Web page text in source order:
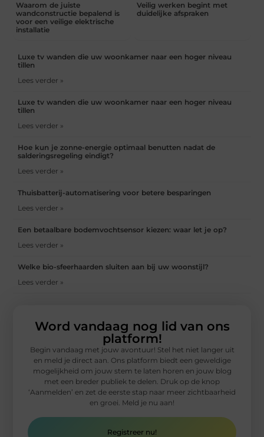
Waarom de juiste
wandconstructie bepalend is
voor een veilige elektrische
installatie
Veilig werken begint met
duidelijke afspraken
Luxe tv wanden die uw woonkamer naar een hoger niveau
tillen
Lees verder »
Luxe tv wanden die uw woonkamer naar een hoger niveau
tillen
Lees verder »
Hoe kun je zonne-energie optimaal benutten nadat de
salderingsregeling eindigt?
Lees verder »
Thuisbatterij-automatisering voor betere besparingen
Lees verder »
Een betaalbare bodemvochtsensor kiezen: waar let je op?
Lees verder »
Welke bio-sfeerhaarden sluiten aan bij uw woonstijl?
Lees verder »
Word vandaag nog lid van ons
platform!
Begin vandaag met jouw avontuur! Stel het niet langer uit
en meld je direct aan. Ons platform biedt een geweldige
mogelijkheid om jouw stem te laten horen en jouw blog
met een breder publiek te delen. Druk op de knop
‘Aanmelden’ en zet de eerste stap naar meer zichtbaarheid
en groei. Meld je nu aan!
Registreer nu!